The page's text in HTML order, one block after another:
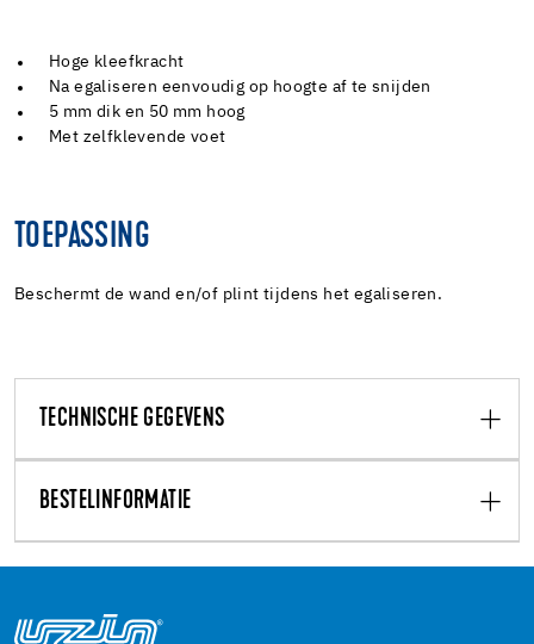
Hoge kleefkracht
Na egaliseren eenvoudig op hoogte af te snijden
5 mm dik en 50 mm hoog
Met zelfklevende voet
TOEPASSING
Beschermt de wand en/of plint tijdens het egaliseren.
TECHNISCHE GEGEVENS
BESTELINFORMATIE